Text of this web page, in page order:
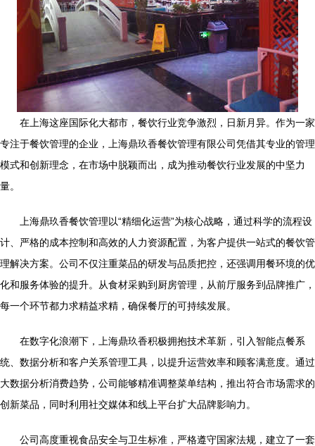
在上海这座国际化大都市，餐饮行业竞争激烈，日新月异。作为一家
专注于餐饮管理的企业，上海鼎玖香餐饮管理有限公司凭借其专业的管理
模式和创新理念，在市场中脱颖而出，成为推动餐饮行业发展的中坚力
量。
上海鼎玖香餐饮管理以“精细化运营”为核心战略，通过科学的流程设
计、严格的成本控制和高效的人力资源配置，为客户提供一站式的餐饮管
理解决方案。公司不仅注重菜品的研发与品质把控，还强调用餐环境的优
化和服务体验的提升。从食材采购到厨房管理，从前厅服务到品牌推广，
每一个环节都力求精益求精，确保餐厅的可持续发展。
在数字化浪潮下，上海鼎玖香积极拥抱技术革新，引入智能点餐系
统、数据分析和客户关系管理工具，以提升运营效率和顾客满意度。通过
大数据分析消费趋势，公司能够精准调整菜单结构，推出符合市场需求的
创新菜品，同时利用社交媒体和线上平台扩大品牌影响力。
公司高度重视食品安全与卫生标准，严格遵守国家法规，建立了一套